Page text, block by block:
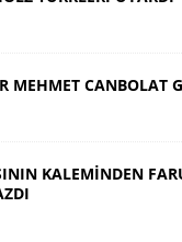
MEHMET CANBOLAT
KALEMİNDEN